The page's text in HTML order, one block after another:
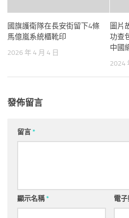
國旗護衛隊在長安街留下4條
馬億嵐系統櫃靴印
2026 年 4 月 4 日
圖片
功查
中國
2024
發佈留言
留言*
顯示名稱* 電